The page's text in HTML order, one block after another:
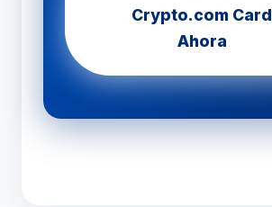
Crypto.com Card
Ahora